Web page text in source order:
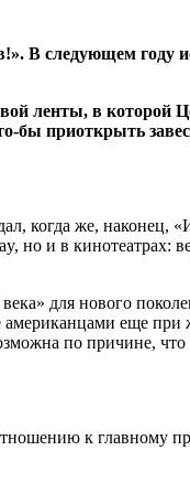
В следующем году
ленты, в которой
приоткрыть
когда же, наконец,
но и в кинотеатрах:
для нового
еще при
по причине,
к главному